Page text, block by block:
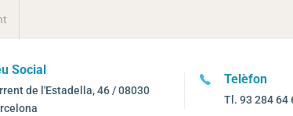
Tl. 93 284 64 69 / 93 415 94 17